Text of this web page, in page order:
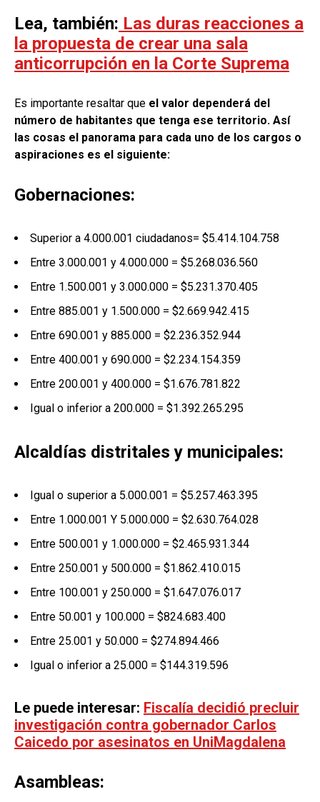
Lea, también: Las duras reacciones a
la propuesta de crear una sala
anticorrupción en la Corte Suprema
Es importante resaltar que el valor dependerá del
número de habitantes que tenga ese territorio. Así
las cosas el panorama para cada uno de los cargos o
aspiraciones es el siguiente:
Gobernaciones:
Superior a 4.000.001 ciudadanos= $5.414.104.758
Entre 3.000.001 y 4.000.000 = $5.268.036.560
Entre 1.500.001 y 3.000.000 = $5.231.370.405
Entre 885.001 y 1.500.000 = $2.669.942.415
Entre 690.001 y 885.000 = $2.236.352.944
Entre 400.001 y 690.000 = $2.234.154.359
Entre 200.001 y 400.000 = $1.676.781.822
Igual o inferior a 200.000 = $1.392.265.295
Alcaldías distritales y municipales:
Igual o superior a 5.000.001 = $5.257.463.395
Entre 1.000.001 Y 5.000.000 = $2.630.764.028
Entre 500.001 y 1.000.000 = $2.465.931.344
Entre 250.001 y 500.000 = $1.862.410.015
Entre 100.001 y 250.000 = $1.647.076.017
Entre 50.001 y 100.000 = $824.683.400
Entre 25.001 y 50.000 = $274.894.466
Igual o inferior a 25.000 = $144.319.596
Le puede interesar: Fiscalía decidió precluir
investigación contra gobernador Carlos
Caicedo por asesinatos en UniMagdalena
Asambleas: